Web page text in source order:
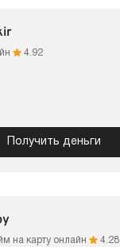
4.92
Получить деньги
на карту онлайн 4.28